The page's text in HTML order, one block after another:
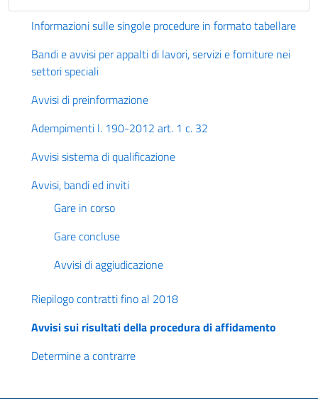
Informazioni sulle singole procedure in formato tabellare
Bandi e avvisi per appalti di lavori, servizi e forniture nei
settori speciali
Avvisi di preinformazione
Adempimenti l. 190-2012 art. 1 c. 32
Avvisi sistema di qualificazione
Avvisi, bandi ed inviti
Gare in corso
Gare concluse
Avvisi di aggiudicazione
Riepilogo contratti fino al 2018
Avvisi sui risultati della procedura di affidamento
Determine a contrarre